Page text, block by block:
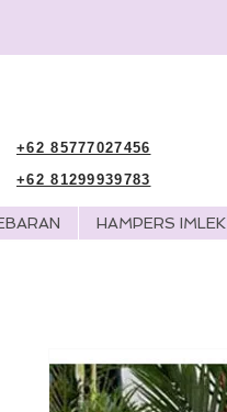
+62 85777027456
+62 81299939783
HAMPERS IMLEK